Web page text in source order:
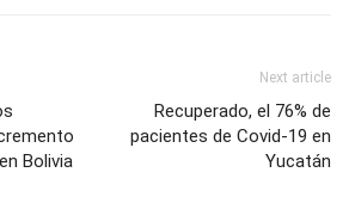
Bolivia
Next article
Recuperado, el 76% de
pacientes de Covid-19 en
Yucatán